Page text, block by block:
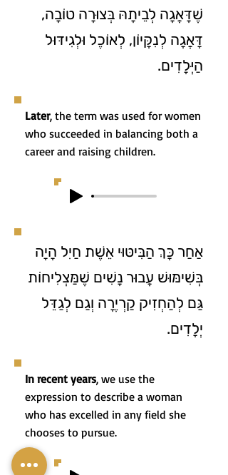
שֶׁדָּאֲגָה לְבֵיתָהּ בְּצוּרָה טוֹבָה,
דָּאֲגָה לְנִקָּיוֹן, לְאוֹכֶל וּלְגִידּוּל
הַיְּלָדִים.
Later, the term was used for women
who succeeded in balancing both a
career and raising children.
אַחַר כָּךְ הַבִּיטּוּי אֵשֶׁת חַיִל הָיָה
בְּשִׁימּוּשׁ עֲבוּר נָשִׁים שֶׁמַּצְלִיחוֹת
גַּם לְהַחְזִיק קַרְיֶרָה וְגַם לְגַדֵּל
יְלָדִים.
In recent years, we use the
expression to describe a woman
who has excelled in any field she
chooses to pursue.